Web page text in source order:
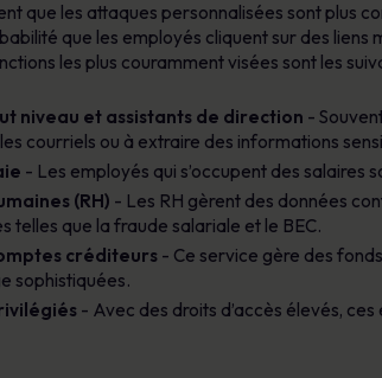
que les attaques personnalisées sont plus
que les employés cliquent sur des
les plus couramment visées sont les
niveau et assistants de direction -
courriels ou à extraire des informations
- Les employés qui s’occupent des
(RH) - Les RH gèrent des données
telles que la fraude salariale et le BEC.
créditeurs- Ce service gère des
sophistiquées.
- Avec des droits d’accès élevés,